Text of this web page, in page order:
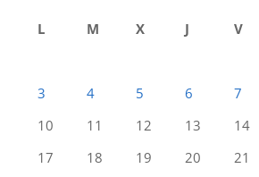
L
M X J V
3
4 5 6 7
10
11 12 13 14
17
18 19 20 21